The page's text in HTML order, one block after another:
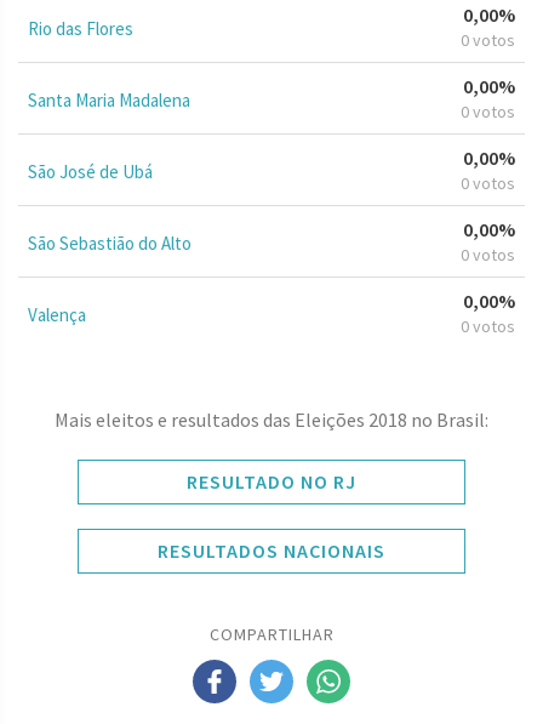
Rio das Flores
0,00%
0 votos
Santa Maria Madalena
0,00%
0 votos
São José de Ubá
0,00%
0 votos
São Sebastião do Alto
0,00%
0 votos
Valença
0,00%
0 votos
Mais eleitos e resultados das Eleições 2018 no Brasil:
RESULTADO NO RJ
RESULTADOS NACIONAIS
COMPARTILHAR